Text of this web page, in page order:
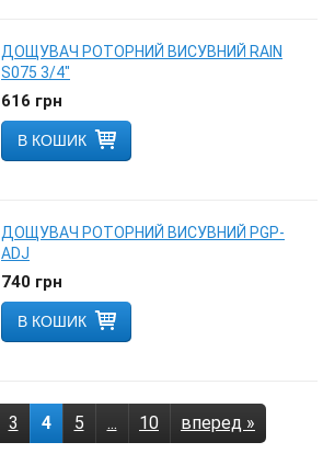
ДОЩУВАЧ РОТОРНИЙ ВИСУВНИЙ RAIN
S075 3/4"
616 грн
В КОШИК
ДОЩУВАЧ РОТОРНИЙ ВИСУВНИЙ PGP-
ADJ
740 грн
В КОШИК
3 4 5 ... 10 вперед »